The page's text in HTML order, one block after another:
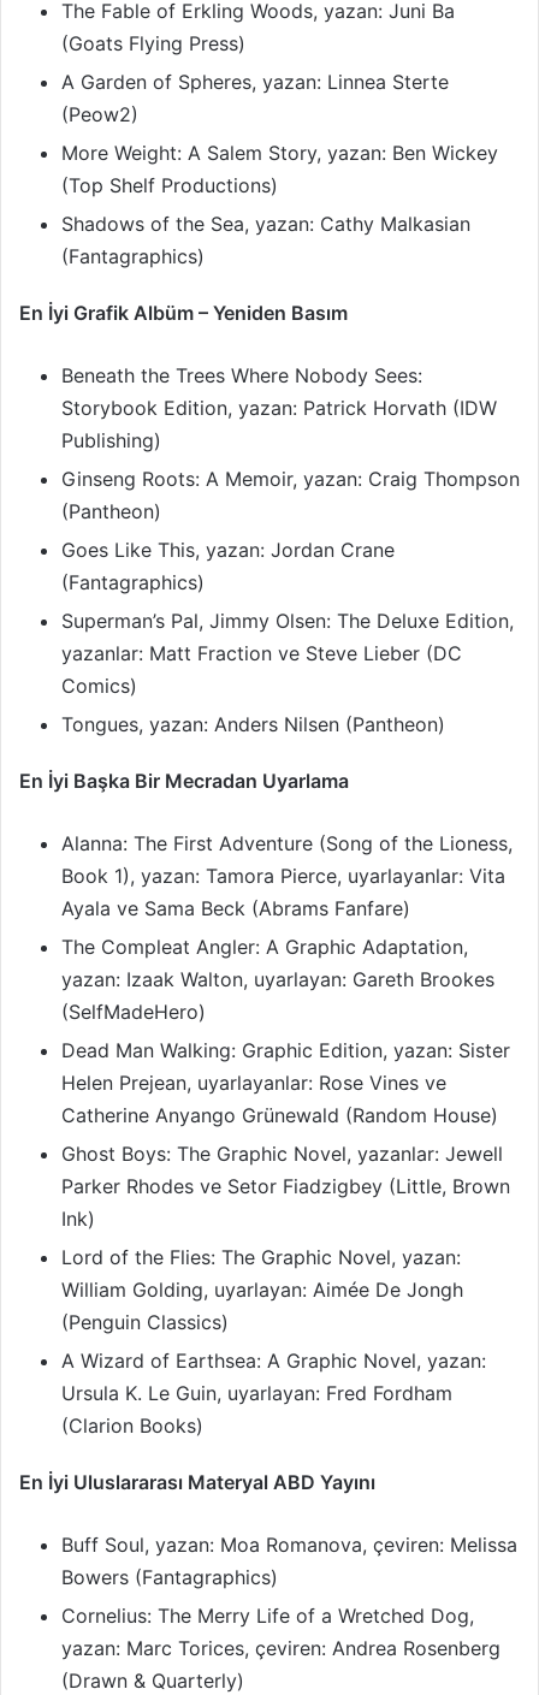
The Fable of Erkling Woods, yazan: Juni Ba
(Goats Flying Press)
A Garden of Spheres, yazan: Linnea Sterte
(Peow2)
More Weight: A Salem Story, yazan: Ben Wickey
(Top Shelf Productions)
Shadows of the Sea, yazan: Cathy Malkasian
(Fantagraphics)
En İyi Grafik Albüm – Yeniden Basım
Beneath the Trees Where Nobody Sees:
Storybook Edition, yazan: Patrick Horvath (IDW
Publishing)
Ginseng Roots: A Memoir, yazan: Craig Thompson
(Pantheon)
Goes Like This, yazan: Jordan Crane
(Fantagraphics)
Superman’s Pal, Jimmy Olsen: The Deluxe Edition,
yazanlar: Matt Fraction ve Steve Lieber (DC
Comics)
Tongues, yazan: Anders Nilsen (Pantheon)
En İyi Başka Bir Mecradan Uyarlama
Alanna: The First Adventure (Song of the Lioness,
Book 1), yazan: Tamora Pierce, uyarlayanlar: Vita
Ayala ve Sama Beck (Abrams Fanfare)
The Compleat Angler: A Graphic Adaptation,
yazan: Izaak Walton, uyarlayan: Gareth Brookes
(SelfMadeHero)
Dead Man Walking: Graphic Edition, yazan: Sister
Helen Prejean, uyarlayanlar: Rose Vines ve
Catherine Anyango Grünewald (Random House)
Ghost Boys: The Graphic Novel, yazanlar: Jewell
Parker Rhodes ve Setor Fiadzigbey (Little, Brown
Ink)
Lord of the Flies: The Graphic Novel, yazan:
William Golding, uyarlayan: Aimée De Jongh
(Penguin Classics)
A Wizard of Earthsea: A Graphic Novel, yazan:
Ursula K. Le Guin, uyarlayan: Fred Fordham
(Clarion Books)
En İyi Uluslararası Materyal ABD Yayını
Buff Soul, yazan: Moa Romanova, çeviren: Melissa
Bowers (Fantagraphics)
Cornelius: The Merry Life of a Wretched Dog,
yazan: Marc Torices, çeviren: Andrea Rosenberg
(Drawn & Quarterly)